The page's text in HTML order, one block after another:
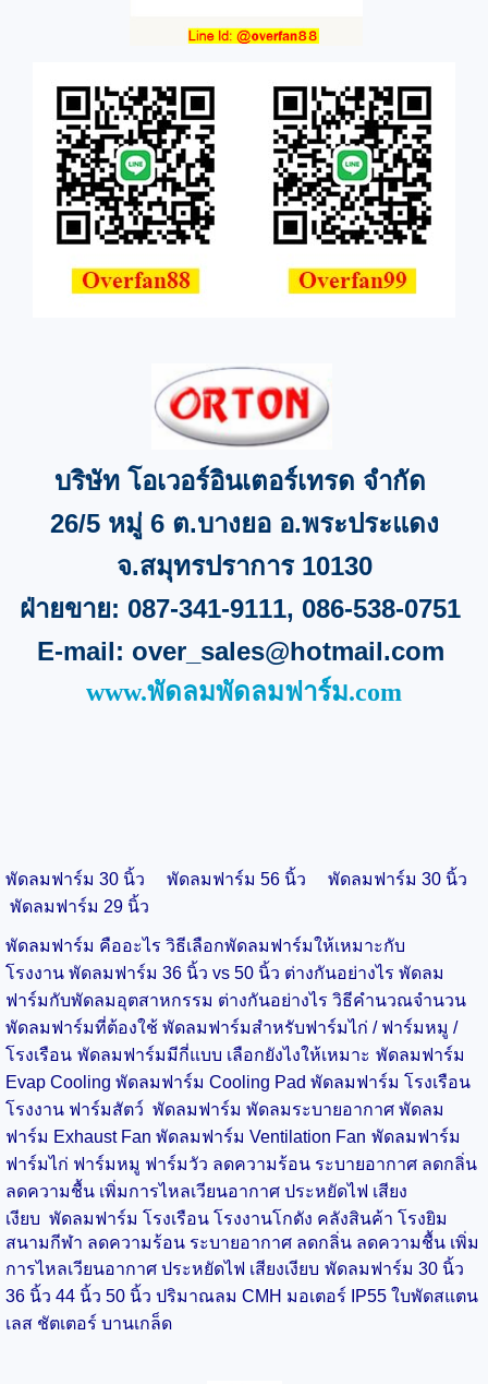
บริษัท โอเวอร์อินเตอร์เทรด จำกัด
26/5 หมู่ 6 ต.บางยอ อ.พระประแดง
จ.สมุทรปราการ 10130
ฝ่ายขาย: 087-341-9111, 086-538-0751
E-mail: over_sales@hotmail.com
www.พัดลมพัดลมฟาร์ม.com
พัดลมฟาร์ม 30 นิ้ว พัดลมฟาร์ม 56 นิ้ว
พัดลมฟาร์ม 30 นิ้ว
พัดลมฟาร์ม 29 นิ้ว
พัดลมฟาร์ม คืออะไร วิธีเลือกพัดลมฟาร์มให้เหมาะกับ
โรงงาน พัดลมฟาร์ม 36 นิ้ว vs 50 นิ้ว ต่างกันอย่างไร พัดลม
ฟาร์มกับพัดลมอุตสาหกรรม ต่างกันอย่างไร วิธีคำนวณจำนวน
พัดลมฟาร์มที่ต้องใช้ พัดลมฟาร์มสำหรับฟาร์มไก่ / ฟาร์มหมู /
โรงเรือน พัดลมฟาร์มมีกี่แบบ เลือกยังไงให้เหมาะ พัดลมฟาร์ม
Evap Cooling พัดลมฟาร์ม Cooling Pad พัดลมฟาร์ม โรงเรือน
โรงงาน ฟาร์มสัตว์ พัดลมฟาร์ม พัดลมระบายอากาศ พัดลม
ฟาร์ม Exhaust Fan พัดลมฟาร์ม Ventilation Fan พัดลมฟาร์ม
ฟาร์มไก่ ฟาร์มหมู ฟาร์มวัว ลดความร้อน ระบายอากาศ ลดกลิ่น
ลดความชื้น เพิ่มการไหลเวียนอากาศ ประหยัดไฟ เสียง
เงียบ พัดลมฟาร์ม โรงเรือน โรงงานโกดัง คลังสินค้า โรงยิม
สนามกีฬา ลดความร้อน ระบายอากาศ ลดกลิ่น ลดความชื้น เพิ่ม
การไหลเวียนอากาศ ประหยัดไฟ เสียงเงียบ พัดลมฟาร์ม 30 นิ้ว
36 นิ้ว 44 นิ้ว 50 นิ้ว ปริมาณลม CMH มอเตอร์ IP55 ใบพัดสแตน
เลส ชัตเตอร์ บานเกล็ด